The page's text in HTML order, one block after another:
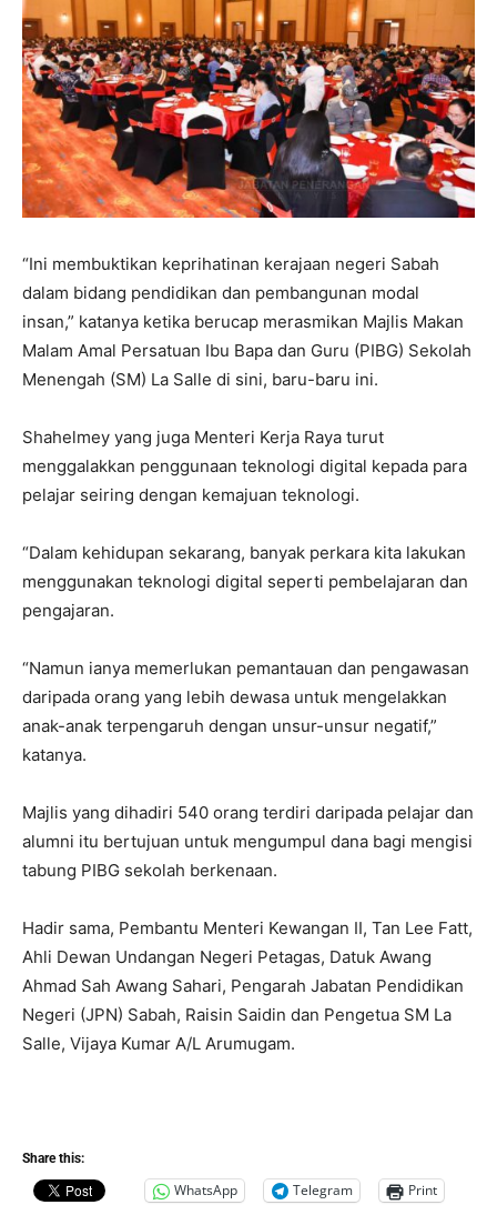
“Ini membuktikan keprihatinan kerajaan negeri Sabah
dalam bidang pendidikan dan pembangunan modal
insan,” katanya ketika berucap merasmikan Majlis Makan
Malam Amal Persatuan Ibu Bapa dan Guru (PIBG) Sekolah
Menengah (SM) La Salle di sini, baru-baru ini.
Shahelmey yang juga Menteri Kerja Raya turut
menggalakkan penggunaan teknologi digital kepada para
pelajar seiring dengan kemajuan teknologi.
“Dalam kehidupan sekarang, banyak perkara kita lakukan
menggunakan teknologi digital seperti pembelajaran dan
pengajaran.
“Namun ianya memerlukan pemantauan dan pengawasan
daripada orang yang lebih dewasa untuk mengelakkan
anak-anak terpengaruh dengan unsur-unsur negatif,”
katanya.
Majlis yang dihadiri 540 orang terdiri daripada pelajar dan
alumni itu bertujuan untuk mengumpul dana bagi mengisi
tabung PIBG sekolah berkenaan.
Hadir sama, Pembantu Menteri Kewangan II, Tan Lee Fatt,
Ahli Dewan Undangan Negeri Petagas, Datuk Awang
Ahmad Sah Awang Sahari, Pengarah Jabatan Pendidikan
Negeri (JPN) Sabah, Raisin Saidin dan Pengetua SM La
Salle, Vijaya Kumar A/L Arumugam.
Share this:
WhatsApp Telegram Print